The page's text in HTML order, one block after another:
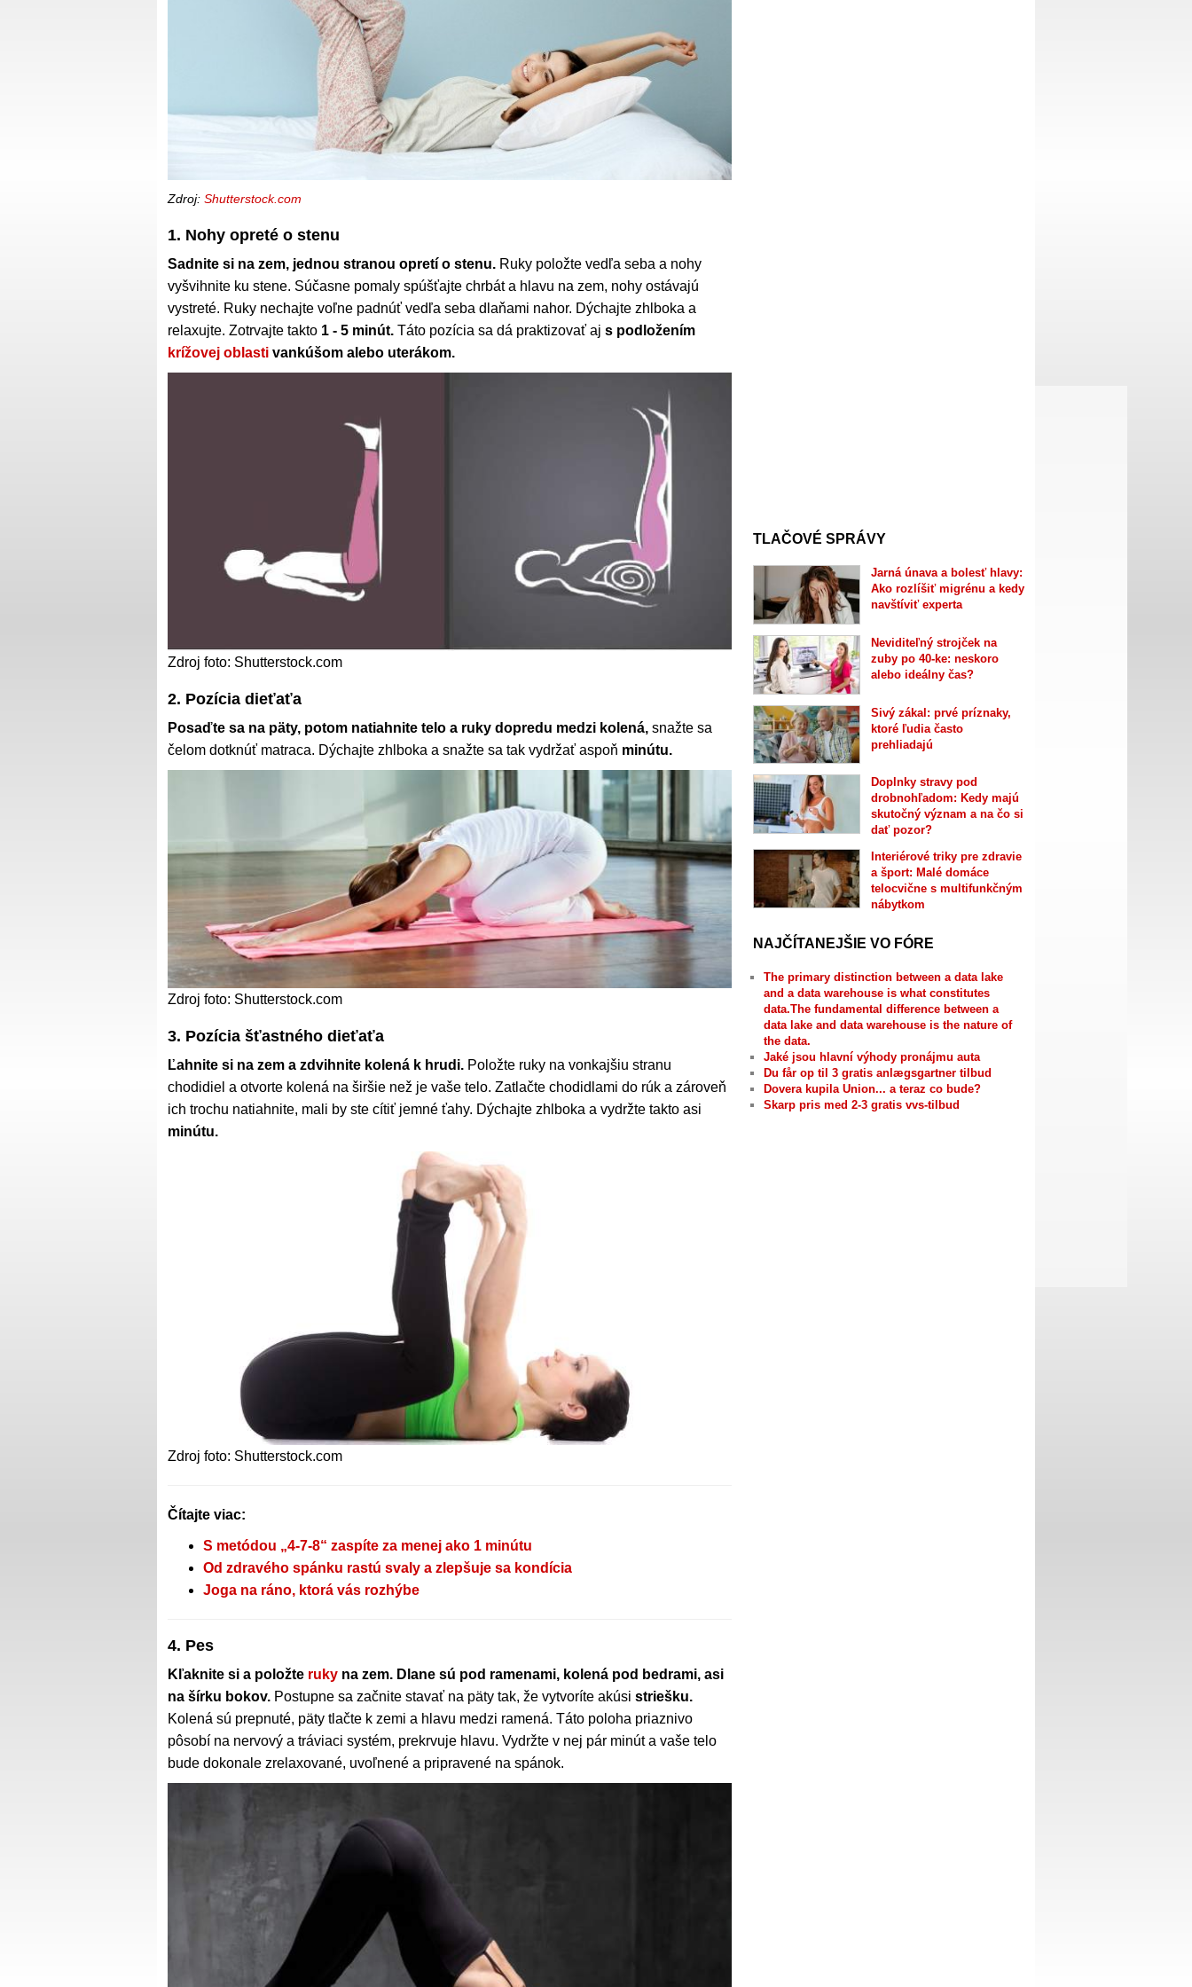
Zdroj: Shutterstock.com
1. Nohy opreté o stenu
Sadnite si na zem, jednou stranou opretí o stenu. Ruky položte vedľa seba a nohy
vyšvihnite ku stene. Súčasne pomaly spúšťajte chrbát a hlavu na zem, nohy ostávajú
vystreté. Ruky nechajte voľne padnúť vedľa seba dlaňami nahor. Dýchajte zhlboka a
relaxujte. Zotrvajte takto 1 - 5 minút. Táto pozícia sa dá praktizovať aj s podložením
krížovej oblasti vankúšom alebo uterákom.
Zdroj foto: Shutterstock.com
2. Pozícia dieťaťa
Posaďte sa na päty, potom natiahnite telo a ruky dopredu medzi kolená, snažte sa
čelom dotknúť matraca. Dýchajte zhlboka a snažte sa tak vydržať aspoň minútu.
Zdroj foto: Shutterstock.com
3. Pozícia šťastného dieťaťa
Ľahnite si na zem a zdvihnite kolená k hrudi. Položte ruky na vonkajšiu stranu
chodidiel a otvorte kolená na širšie než je vaše telo. Zatlačte chodidlami do rúk a zároveň
ich trochu natiahnite, mali by ste cítiť jemné ťahy. Dýchajte zhlboka a vydržte takto asi
minútu.
Zdroj foto: Shutterstock.com
Čítajte viac:
S metódou „4-7-8“ zaspíte za menej ako 1 minútu
Od zdravého spánku rastú svaly a zlepšuje sa kondícia
Joga na ráno, ktorá vás rozhýbe
4. Pes
Kľaknite si a položte ruky na zem. Dlane sú pod ramenami, kolená pod bedrami, asi
na šírku bokov. Postupne sa začnite stavať na päty tak, že vytvoríte akúsi striešku.
Kolená sú prepnuté, päty tlačte k zemi a hlavu medzi ramená. Táto poloha priaznivo
pôsobí na nervový a tráviaci systém, prekrvuje hlavu. Vydržte v nej pár minút a vaše telo
bude dokonale zrelaxované, uvoľnené a pripravené na spánok.
TLAČOVÉ SPRÁVY
Jarná únava a bolesť hlavy:
Ako rozlíšiť migrénu a kedy
navštíviť experta
Neviditeľný strojček na
zuby po 40-ke: neskoro
alebo ideálny čas?
Sivý zákal: prvé príznaky,
ktoré ľudia často
prehliadajú
Doplnky stravy pod
drobnohľadom: Kedy majú
skutočný význam a na čo si
dať pozor?
Interiérové triky pre zdravie
a šport: Malé domáce
telocvične s multifunkčným
nábytkom
NAJČÍTANEJŠIE VO FÓRE
The primary distinction between a data lake
and a data warehouse is what constitutes
data.The fundamental difference between a
data lake and data warehouse is the nature of
the data.
Jaké jsou hlavní výhody pronájmu auta
Du får op til 3 gratis anlægsgartner tilbud
Dovera kupila Union... a teraz co bude?
Skarp pris med 2-3 gratis vvs-tilbud